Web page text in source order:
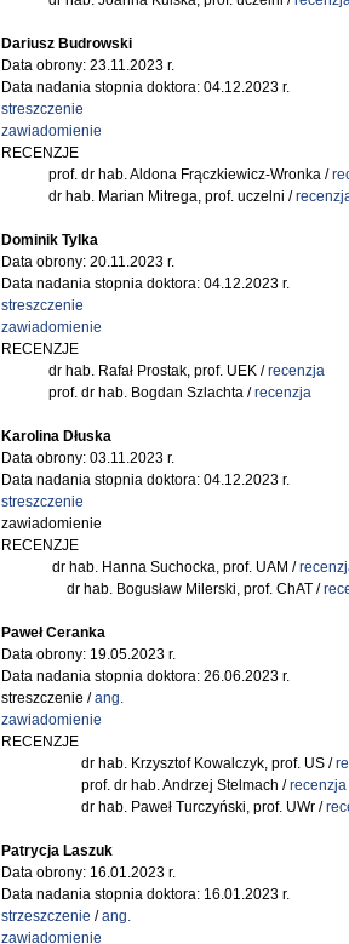
Dariusz Budrowski
Data obrony: 23.11.2023 r.
Data nadania stopnia doktora: 04.12.2023 r.
streszczenie
zawiadomienie
RECENZJE
prof. dr hab. Aldona Frączkiewicz-Wronka /
dr hab. Marian Mitrega, prof. uczelni /
Dominik Tylka
Data obrony: 20.11.2023 r.
Data nadania stopnia doktora: 04.12.2023 r.
streszczenie
zawiadomienie
RECENZJE
dr hab. Rafał Prostak, prof. UEK /recenzja
prof. dr hab. Bogdan Szlachta /recenzja
Karolina Dłuska
Data obrony: 03.11.2023 r.
Data nadania stopnia doktora: 04.12.2023 r.
streszczenie
zawiadomienie
RECENZJE
dr hab. Hanna Suchocka, prof. UAM /
dr hab. Bogusław Milerski, prof. ChAT /
Paweł Ceranka
Data obrony: 19.05.2023 r.
Data nadania stopnia doktora: 26.06.2023 r.
streszczenie /ang.
zawiadomienie
RECENZJE
dr hab. Krzysztof Kowalczyk, prof. US /
prof. dr hab. Andrzej Stelmach /recenzja
dr hab. Paweł Turczyński, prof. UWr /
Patrycja Laszuk
Data obrony: 16.01.2023 r.
Data nadania stopnia doktora: 16.01.2023 r.
strzeszczenie /ang.
zawiadomienie